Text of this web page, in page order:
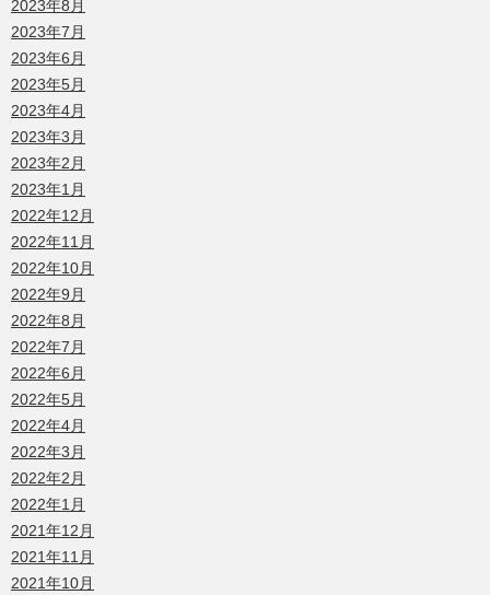
2023年8月
2023年7月
2023年6月
2023年5月
2023年4月
2023年3月
2023年2月
2023年1月
2022年12月
2022年11月
2022年10月
2022年9月
2022年8月
2022年7月
2022年6月
2022年5月
2022年4月
2022年3月
2022年2月
2022年1月
2021年12月
2021年11月
2021年10月